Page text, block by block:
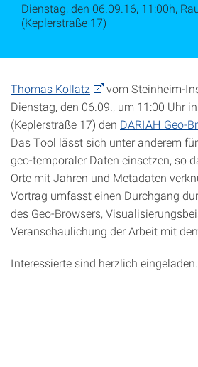
Dienstag, den 06.09.16, 11:00h,
(Keplerstraße 17)
Thomas Kollatz
vom Steinheim-
Dienstag, den 06.09., um 11:00 Uhr
(Keplerstraße 17) den DARIAH Geo-
Das Tool lässt sich unter anderem
geo-temporaler Daten einsetzen, so
Orte mit Jahren und Metadaten
Vortrag umfasst einen Durchgang
des Geo-Browsers,
Veranschaulichung der Arbeit mit
Interessierte sind herzlich eingeladen.